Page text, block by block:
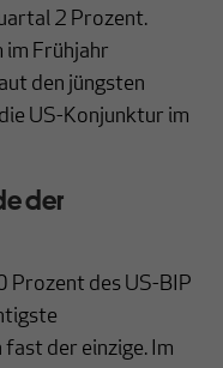
2 Prozent.
im Frühjahr
den jüngsten
US-Konjunktur im
der
Prozent des US-BIP
der einzige. Im